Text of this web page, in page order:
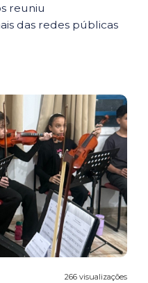
reuniu
das redes públicas
266 visualizações